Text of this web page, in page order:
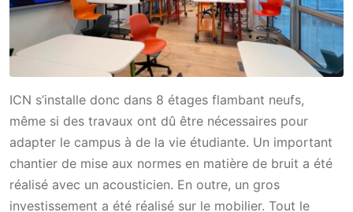
ICN s’installe donc dans 8 étages flambant neufs,
même si des travaux ont dû être nécessaires pour
adapter le campus à de la vie étudiante. Un important
chantier de mise aux normes en matière de bruit a été
réalisé avec un acousticien. En outre, un gros
investissement a été réalisé sur le mobilier. Tout le